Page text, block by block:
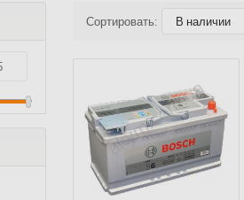
Сортировать: В наличии